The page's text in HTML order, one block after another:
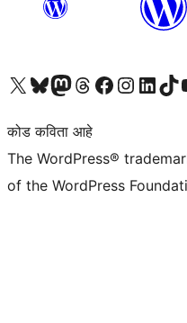
आमच्या X (एक्स) (पूर्वीचे ट्विटर) खात्याला भेट द्या आमच्या ब्लूस्की खात्याला भेट द्या.आमच्या Mastodon खात्याला भेट द्या.आमच्या थ्रेड्स खात्याला भेट द्या. आमच्या फेसबुक पेजला भेट द्या आमच्या इंस्टाग्राम खात्याला भेट द्या आमच्या लिंक्डइन खात्याला भेट द्या आमच्या टिकटॉक अकाउंटला भेट द्या.
कोड कविता आहे
The WordPress®
of the WordPress